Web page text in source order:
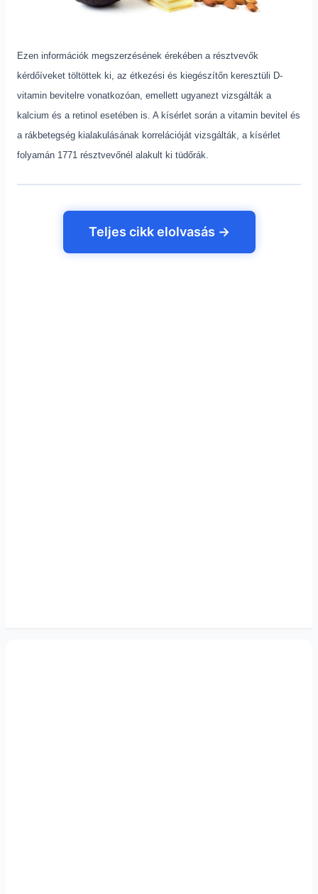
Ezen információk megszerzésének érekében a résztvevők
kérdőíveket töltöttek ki, az étkezési és kiegészítőn keresztüli D-
vitamin bevitelre vonatkozóan, emellett ugyanezt vizsgálták a
kalcium és a retinol esetében is. A kísérlet során a vitamin bevitel és
a rákbetegség kialakulásának korrelációját vizsgálták, a kísérlet
folyamán 1771 résztvevőnél alakult ki tüdőrák.
Teljes cikk elolvasás →